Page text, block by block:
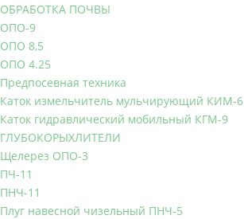
ОБРАБОТКА ПОЧВЫ
ОПО-9
ОПО 8,5
ОПО 4.25
Предпосевная техника
Каток измельчитель мульчирующий КИМ-6
Каток гидравлический мобильный КГМ-9
ГЛУБОКОРЫХЛИТЕЛИ
Щелерез ОПО-3
ПЧ-11
ПНЧ-11
Плуг навесной чизельный ПНЧ-5